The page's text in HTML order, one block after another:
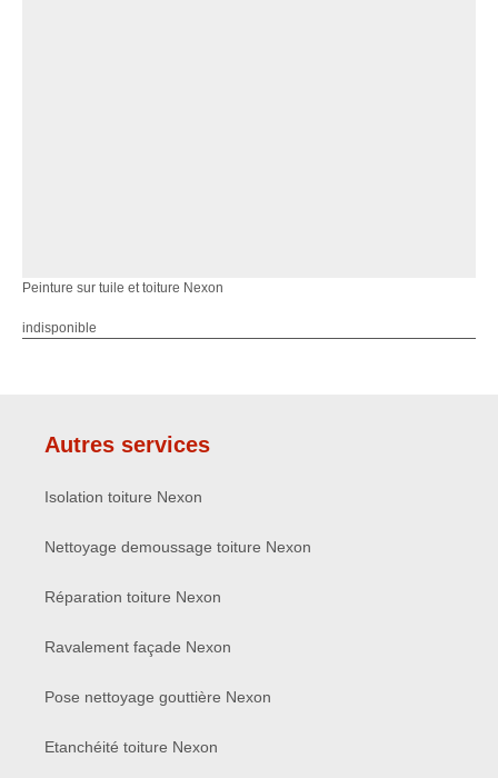
Peinture sur tuile et toiture Nexon
indisponible
Autres services
Isolation toiture Nexon
Nettoyage demoussage toiture Nexon
Réparation toiture Nexon
Ravalement façade Nexon
Pose nettoyage gouttière Nexon
Etanchéité toiture Nexon